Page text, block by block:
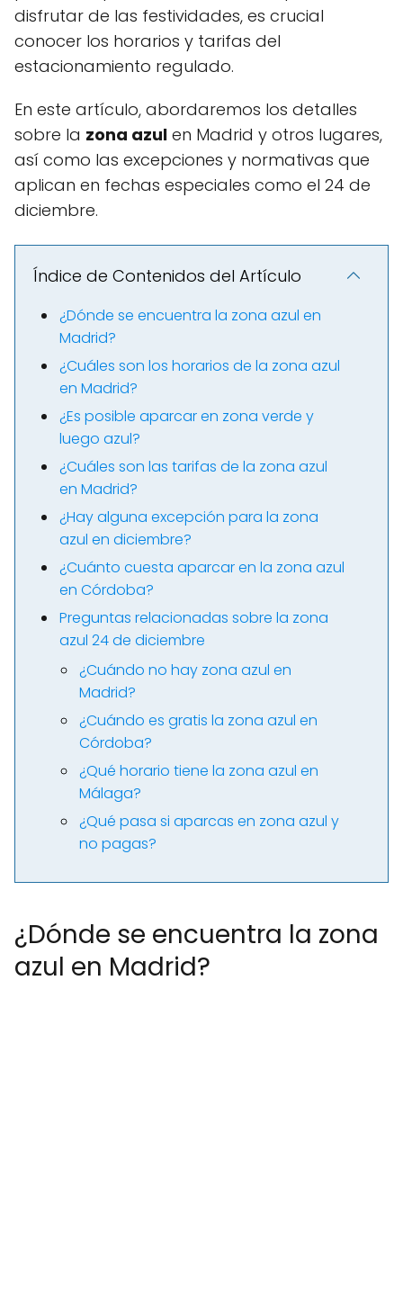
disfrutar de las festividades, es crucial
conocer los horarios y tarifas del
estacionamiento regulado.
En este artículo, abordaremos los detalles
sobre la zona azul en Madrid y otros lugares,
así como las excepciones y normativas que
aplican en fechas especiales como el 24 de
diciembre.
Índice de Contenidos del Artículo
¿Dónde se encuentra la zona azul en
Madrid?
¿Cuáles son los horarios de la zona azul
en Madrid?
¿Es posible aparcar en zona verde y
luego azul?
¿Cuáles son las tarifas de la zona azul
en Madrid?
¿Hay alguna excepción para la zona
azul en diciembre?
¿Cuánto cuesta aparcar en la zona azul
en Córdoba?
Preguntas relacionadas sobre la zona
azul 24 de diciembre
¿Cuándo no hay zona azul en
Madrid?
¿Cuándo es gratis la zona azul en
Córdoba?
¿Qué horario tiene la zona azul en
Málaga?
¿Qué pasa si aparcas en zona azul y
no pagas?
¿Dónde se encuentra la zona
azul en Madrid?